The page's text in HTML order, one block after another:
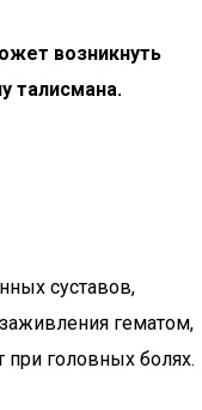
возникнуть
талисмана.
суставов,
гематом,
головных болях.